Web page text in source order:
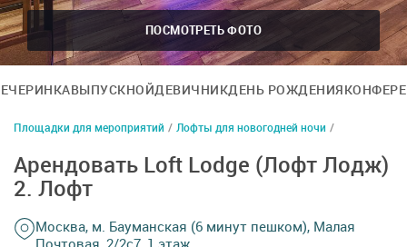
ПОСМОТРЕТЬ ФОТО
ВЫПУСКНОЙДЕВИЧНИКДЕНЬ РОЖДЕНИЯ
Площадки для мероприятий / Лофты для новогодней ночи /
Арендовать Loft Lodge (Лофт Лодж)
2. Лофт
Москва, м. Бауманская (6 минут пешком), Малая
Почтовая, 2/2с7, 1 этаж